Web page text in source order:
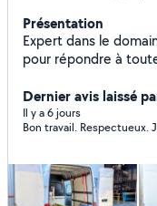
Présentation
Expert dans le
Dernier avis laissé
Il y a 6 jours
Bon travail. Respectueux.